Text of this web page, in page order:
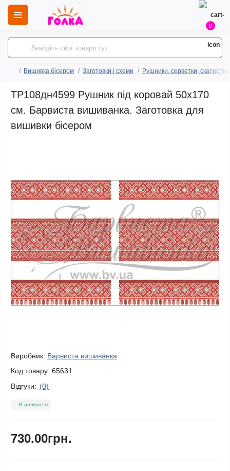
0
Вишивка бісером Заготовки і схеми Рушники, серветки,
ТР108дн4599 Рушник під коровай 50х170
см. Барвиста вишиванка. Заготовка для
вишивки бісером
Виробник: Барвиста вишиванка
Код товару: 65631
Відгуки: (0)
В наявності
730.00грн.